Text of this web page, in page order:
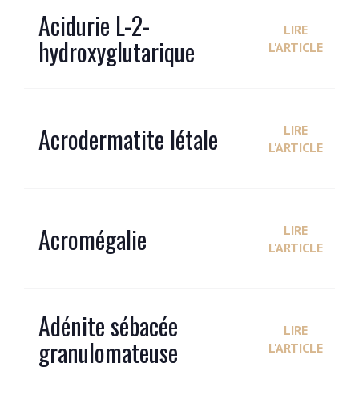
Acidurie L-2-
hydroxyglutarique
LIRE
L'ARTICLE
Acrodermatite létale
LIRE
L'ARTICLE
Acromégalie
LIRE
L'ARTICLE
Adénite sébacée
granulomateuse
LIRE
L'ARTICLE